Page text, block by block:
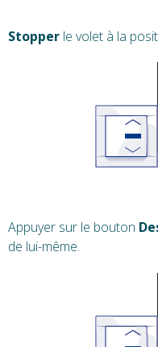
Stopper le volet à la
Appuyer sur le bouton
de lui-même.